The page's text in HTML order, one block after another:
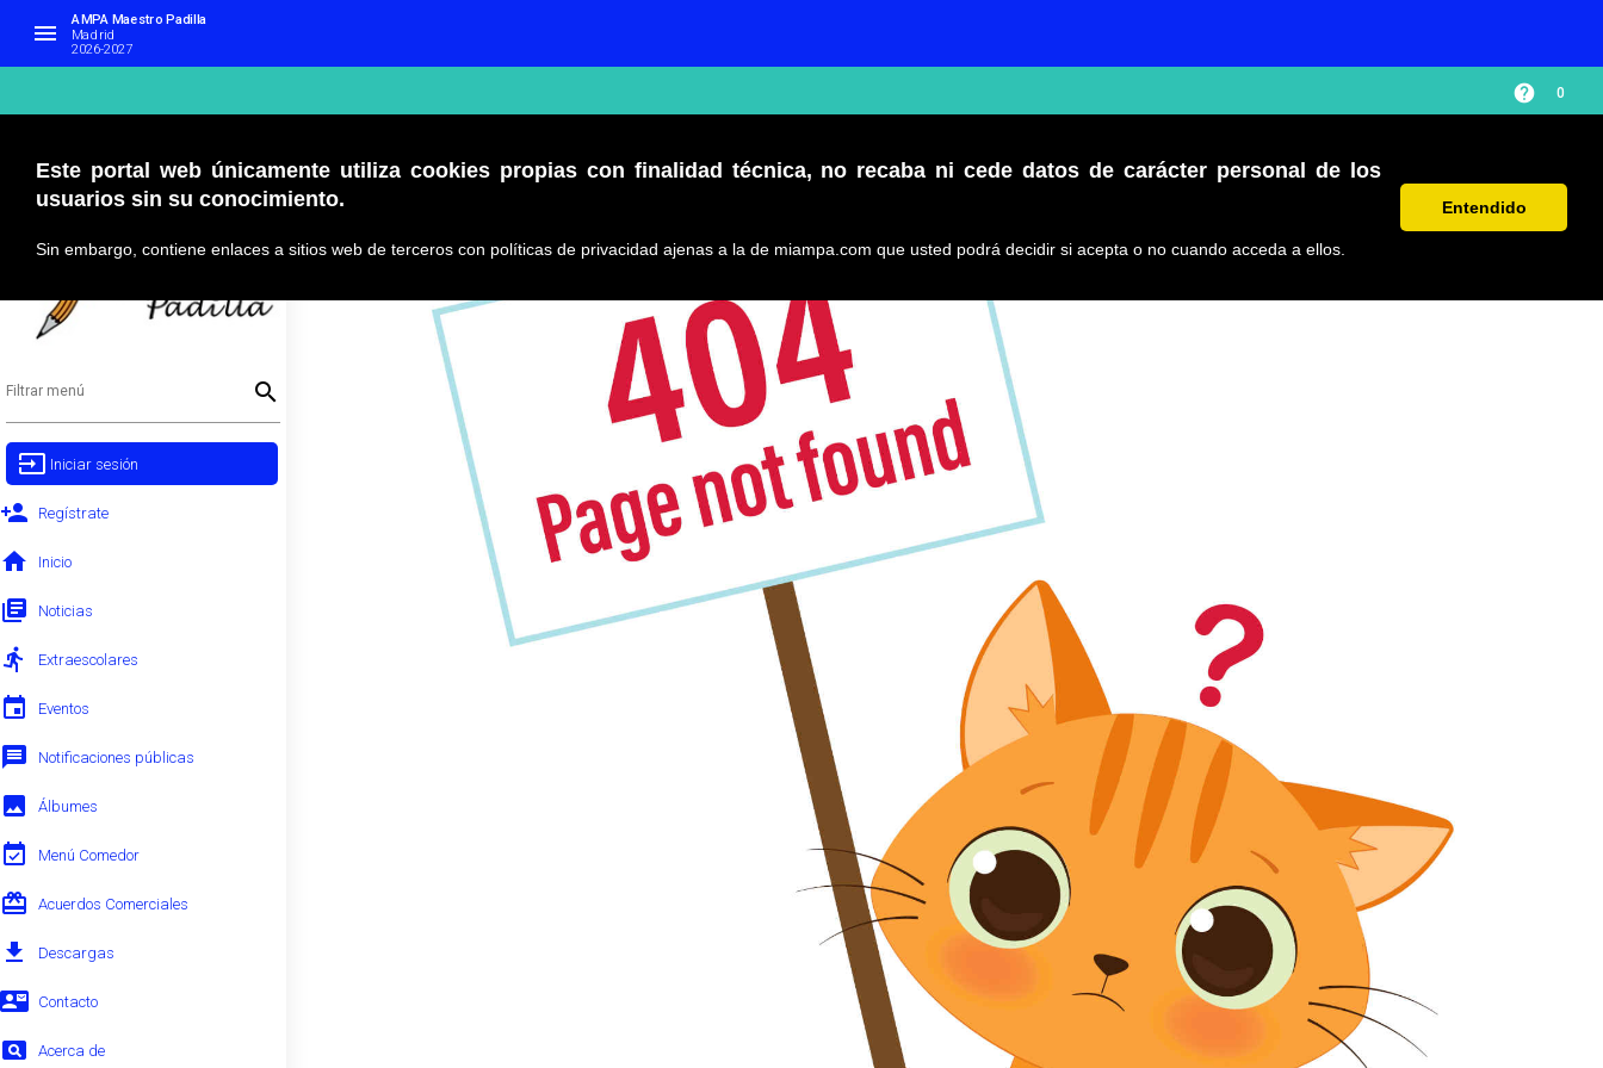
Este portal web únicamente utiliza cookies propias con finalidad técnica, no recaba ni cede datos de carácter personal de los
usuarios sin su conocimiento.
Sin embargo, contiene enlaces a sitios web de terceros con políticas de privacidad ajenas a la de miampa.com que usted podrá decidir si acepta o no cuando acceda a ellos.
Entendido
menu
AMPA Maestro Padilla
Madrid
2026-2027
help 0
Filtrar menú search
input Iniciar sesión
person_add Regístrate
home Inicio
library_books Noticias
directions_run Extraescolares
event Eventos
message Notificaciones públicas
image Álbumes
event_available Menú Comedor
card_giftcard Acuerdos Comerciales
file_download Descargas
contact_mail Contacto
pageview Acerca de
PÁGINA NO ENCONTRADA